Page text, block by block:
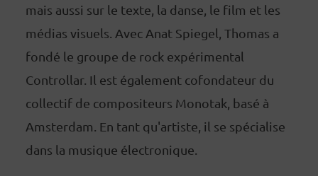
mais aussi sur le texte, la danse, le film et les
médias visuels. Avec Anat Spiegel, Thomas a
fondé le groupe de rock expérimental
Controllar. Il est également cofondateur du
collectif de compositeurs Monotak, basé à
Amsterdam. En tant qu'artiste, il se spécialise
dans la musique électronique.